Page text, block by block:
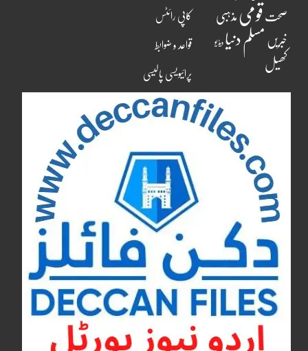
صحت قومی مذہبی
خبریں مسلم دنیا ویڈیو
کھیل
کاپی رائٹس
قواعد و ضوابط
پرائیویسی پالیسی